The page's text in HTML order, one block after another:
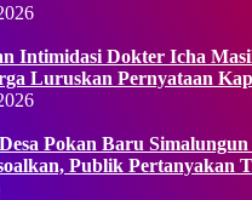
Intimidasi Dokter Icha
Luruskan Pernyataan
Pokan Baru
Publik Pertanyakan